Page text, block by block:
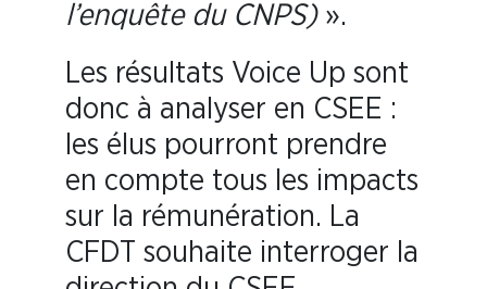
l’enquête du CNPS)».
Les résultats Voice Up sont
donc à analyser en CSEE :
les élus pourront prendre
en compte tous les impacts
sur la rémunération. La
CFDT souhaite interroger la